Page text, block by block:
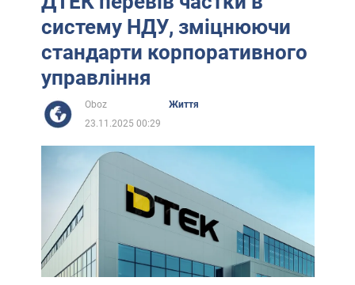
систему НДУ, зміцнюючи
стандарти корпоративного
управління
Oboz
Життя
23.11.2025 00:29